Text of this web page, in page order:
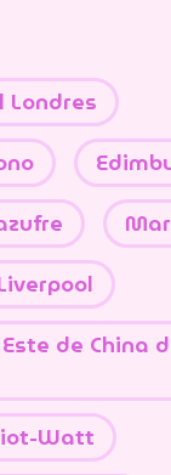
Londres
de China
Watt